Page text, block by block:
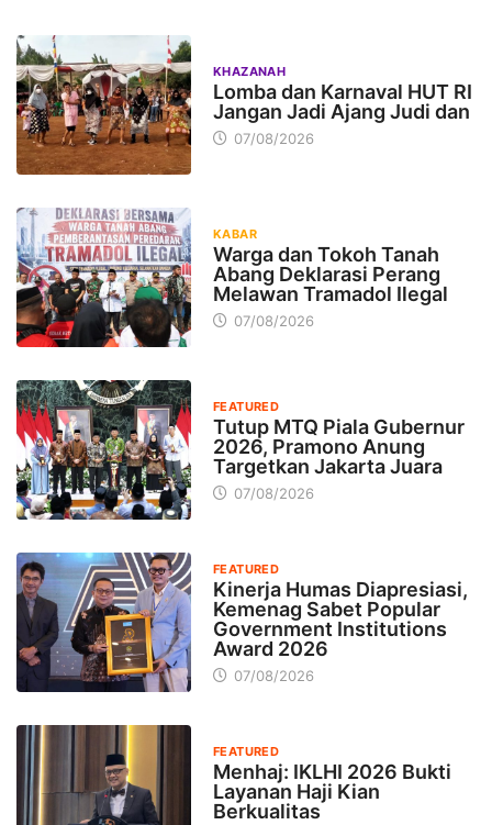
KHAZANAH
Lomba dan Karnaval HUT RI
Jangan Jadi Ajang Judi dan
07/08/2026
KABAR
Warga dan Tokoh Tanah
Abang Deklarasi Perang
Melawan Tramadol Ilegal
07/08/2026
FEATURED
Tutup MTQ Piala Gubernur
2026, Pramono Anung
Targetkan Jakarta Juara
07/08/2026
FEATURED
Kinerja Humas Diapresiasi,
Kemenag Sabet Popular
Government Institutions
Award 2026
07/08/2026
FEATURED
Menhaj: IKLHI 2026 Bukti
Layanan Haji Kian
Berkualitas